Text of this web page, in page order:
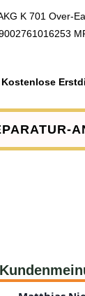
K 701 Over-
Kostenlose